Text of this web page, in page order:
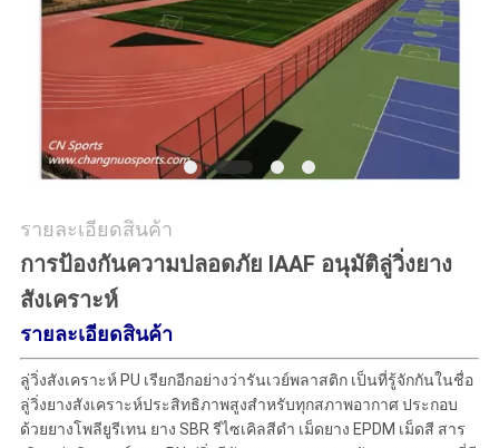
เว็บไซต์
PRIVACY
POLICY
รายละเอียดสินค้า
การป้องกันความปลอดภัย IAAF อนุมัติลู่วิ่งยาง
สังเคราะห์
รายละเอียดสินค้า
ลู่วิ่งสังเคราะห์ PU เรียกอีกอย่างว่ารันเวย์พลาสติก เป็นที่รู้จักกันในชื่อ
ลู่วิ่งยางสังเคราะห์ประสิทธิภาพสูงสำหรับทุกสภาพอากาศ ประกอบ
ด้วยยางโพลียูรีเทน ยาง SBR รีไซเคิลสีดำ เม็ดยาง EPDM เม็ดสี สาร